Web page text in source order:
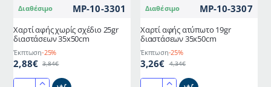
Διαθέσιμο MP-10-3301
Χαρτί αφής χωρίς σχέδιο 25gr
διαστάσεων 35x50cm
Έκπτωση-25%
2,88€ 3,84€
Διαθέσιμο MP-10-3307
Χαρτί αφής ατύπωτο 19gr
διαστάσεων 35x50cm
Έκπτωση-25%
3,26€ 4,34€